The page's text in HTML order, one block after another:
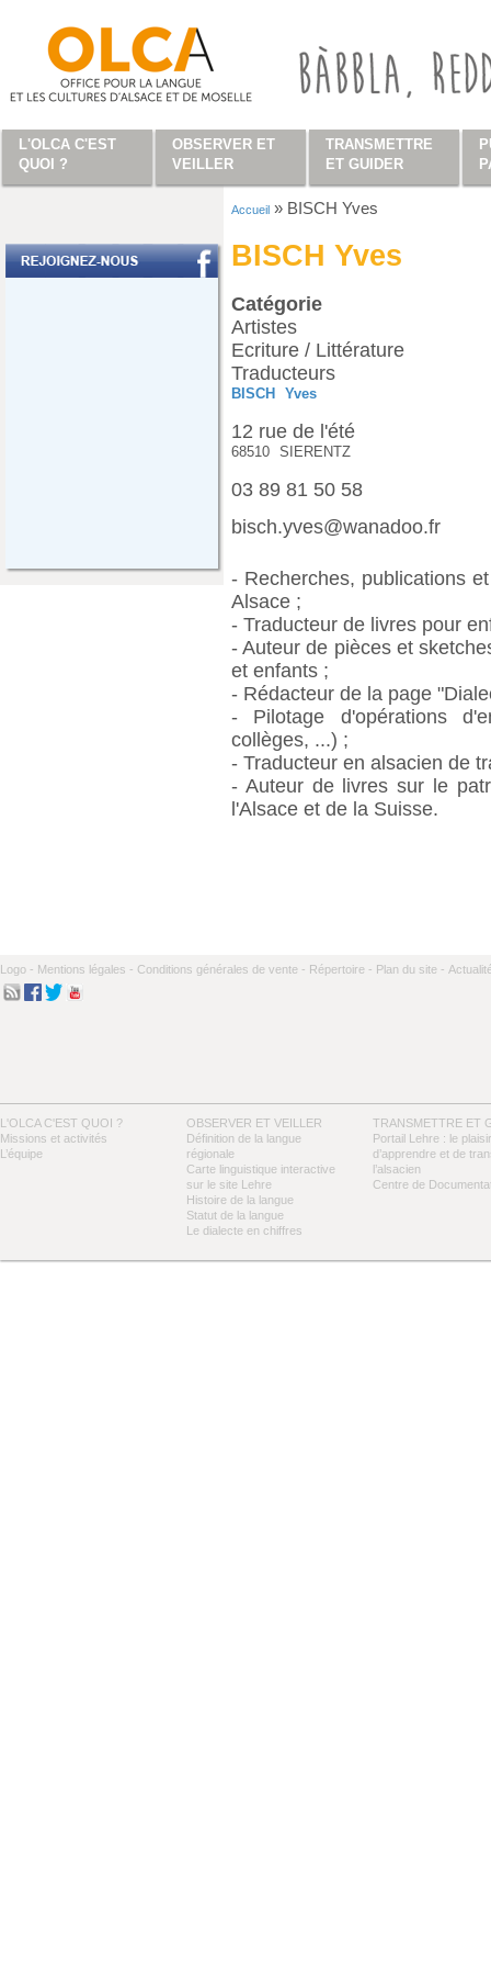
Accueil » BISCH Yves
BISCH Yves
Catégorie
Artistes
Ecriture / Littérature
Traducteurs
BISCH Yves
12 rue de l'été
68510 SIERENTZ
03 89 81 50 58
bisch.yves@wanadoo.fr
- Recherches, publications
Alsace ;
- Traducteur de livres pour
- Auteur de pièces et
et enfants ;
- Rédacteur de la page
- Pilotage d'opérations
collèges, ...) ;
- Traducteur en alsacien de
- Auteur de livres sur le
l'Alsace et de la Suisse.
Logo - Mentions légales - Conditions générales de vente - Répertoire - Plan du site -
L'OLCA C'EST QUOI ?
Missions et activités
L’équipe
OBSERVER ET VEILLER
Définition de la langue
régionale
Carte linguistique interactive
sur le site Lehre
Histoire de la langue
Statut de la langue
Le dialecte en chiffres
TRANSMETTRE ET
Portail Lehre : le plaisir
d’apprendre et de
l’alsacien
Centre de
L'OLCA C'EST
QUOI ?
OBSERVER ET
VEILLER
TRANSMETTRE
ET GUIDER